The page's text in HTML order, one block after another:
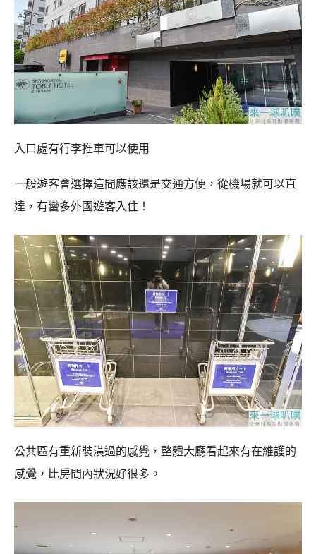
入口處有行李推車可以使用
一般遊客會選擇這間應該還是交通方便，從機場就可以直
達，有蠻多外國遊客入住！
公共區有重新裝潢過的感覺，整體大廳看起來有在維護的
感覺，比房間內狀況好很多。